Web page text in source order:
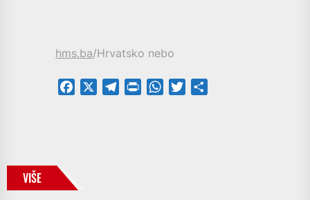
hms.ba/Hrvatsko nebo
Facebook TelegramPrintFriendly
WhatsApp
Twitter
VIŠE